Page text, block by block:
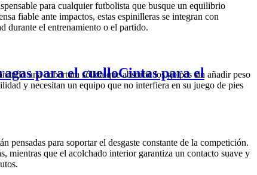
para el cuelloCintas para el
para cualquier futbolista que busque un equilibrio
fiable ante impactos, estas espinilleras se integran con
durante el entrenamiento o el partido.
una cobertura sólida que absorbe los golpes sin añadir peso
y necesitan un equipo que no interfiera en su juego de pies
pensadas para soportar el desgaste constante de la competición.
mientras que el acolchado interior garantiza un contacto suave y